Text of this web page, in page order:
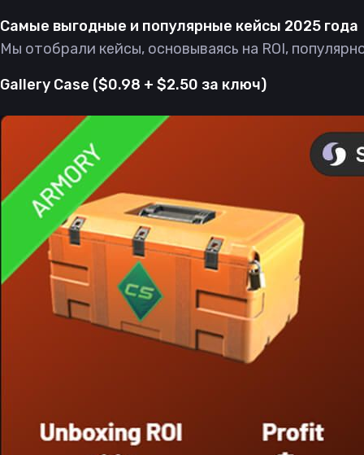
Самые выгодные и популярные кейсы 2025 года
Мы отобрали кейсы, основываясь на ROI,
Gallery Case ($0.98 + $2.50 за ключ)